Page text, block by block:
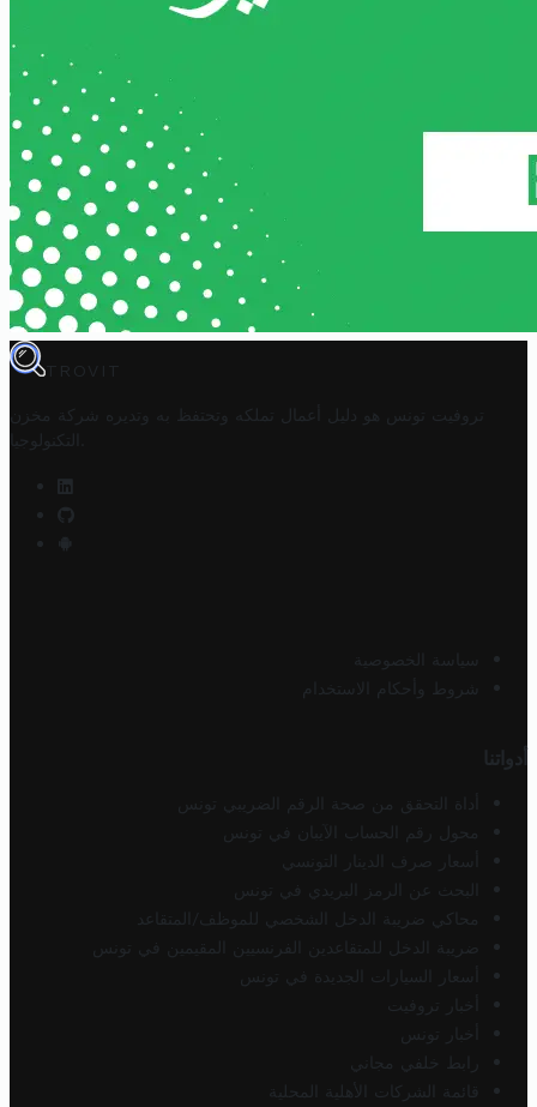
TROVIT
تروفيت تونس هو دليل أعمال تملكه وتحتفظ به وتديره
شركة مخزن
التكنولوجيا
سياسة الخصوصية
شروط وأحكام الاستخدام
أدواتنا
أداة التحقق من صحة الرقم الضريبي تونس
محول رقم الحساب الآيبان في تونس
أسعار صرف الدينار التونسي
البحث عن الرمز البريدي في تونس
محاكي ضريبة الدخل الشخصي للموظف/المتقاعد
ضريبة الدخل للمتقاعدين الفرنسيين المقيمين في تونس
أسعار السيارات الجديدة في تونس
أخبار تروفيت
أخبار تونس
رابط خلفي مجاني
قائمة الشركات الأهلية المحلية